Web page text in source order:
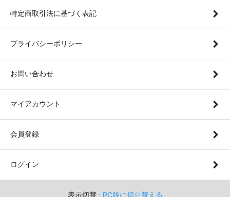
特定商取引法に基づく表記
プライバシーポリシー
お問い合わせ
マイアカウント
会員登録
ログイン
表示切替 : PC版に切り替える